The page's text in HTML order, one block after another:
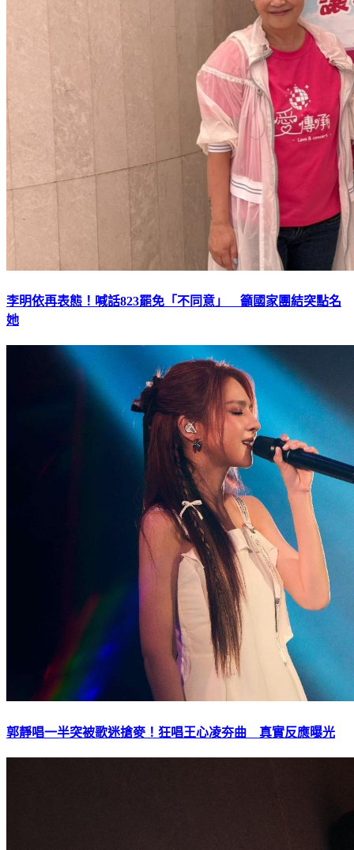
李明依再表態！喊話823罷免「不同意」 籲國家團結突點名
她
郭靜唱一半突被歌迷搶麥！狂唱王心凌夯曲 真實反應曝光